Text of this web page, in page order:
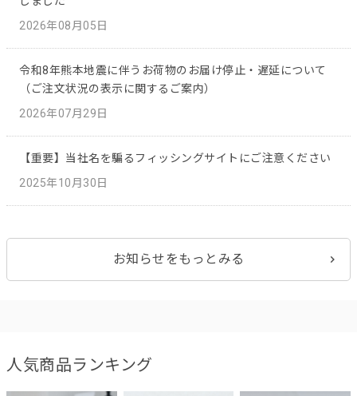
2026年08月05日
令和8年熊本地震に伴うお荷物のお届け停止・遅延について
（ご注文状況の表示に関するご案内）
2026年07月29日
【重要】当社名を騙るフィッシングサイトにご注意ください
2025年10月30日
お知らせをもっとみる
人気商品ランキング